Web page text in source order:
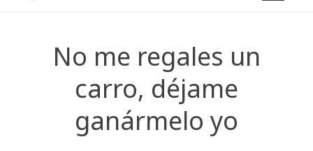
No me regales un
carro, déjame
ganármelo yo